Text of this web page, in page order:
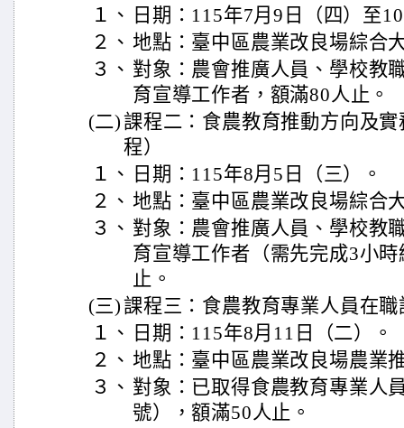
１、
日期：115年7月9日（四）至
２、 地點：臺中區農業改良場綜合
３、 對象：農會推廣人員、學校教
育宣導工作者，額滿80人止。
(二)課程二：食農教育推動方向及
程）
１、
日期：115年8月5日（三）。
２、 地點：臺中區農業改良場綜合
３、 對象：農會推廣人員、學校教
育宣導工作者（需先完成3小
止。
(三)課程三：食農教育專業人員在
１、
日期：115年8月11日（二）。
２、 地點：臺中區農業改良場農業
３、 對象：已取得食農教育專業人
號），額滿50人止。